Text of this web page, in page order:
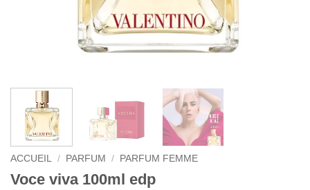
ACCUEIL / PARFUM / PARFUM FEMME
Voce viva 100ml edp